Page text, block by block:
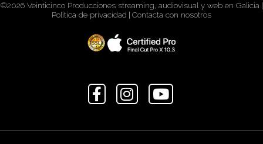
©2026 Veinticinco Producciones streaming, audiovisual y web en Galicia |
Política de privacidad | Contacta con nosotros